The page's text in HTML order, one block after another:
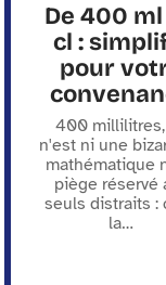
De 400
cl :
pour
400
n'est ni une
mathématique
piège réservé
seuls distraits :
la…